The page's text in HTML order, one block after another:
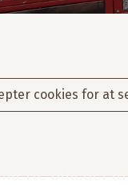
billeder af
cookies for at